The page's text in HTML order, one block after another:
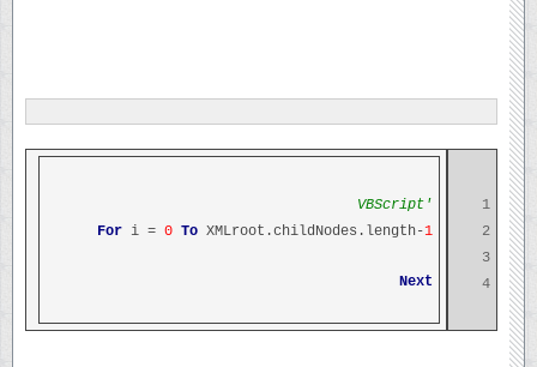
1
2
3
4
'VBScript
For i = 0 To XMLroot.childNodes.length-1
Next